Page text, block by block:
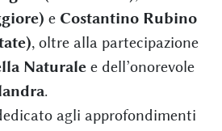
e Costantino Rubino
, oltre alla partecipazione
Naturalee dell’onorevole
.
agli approfondimenti